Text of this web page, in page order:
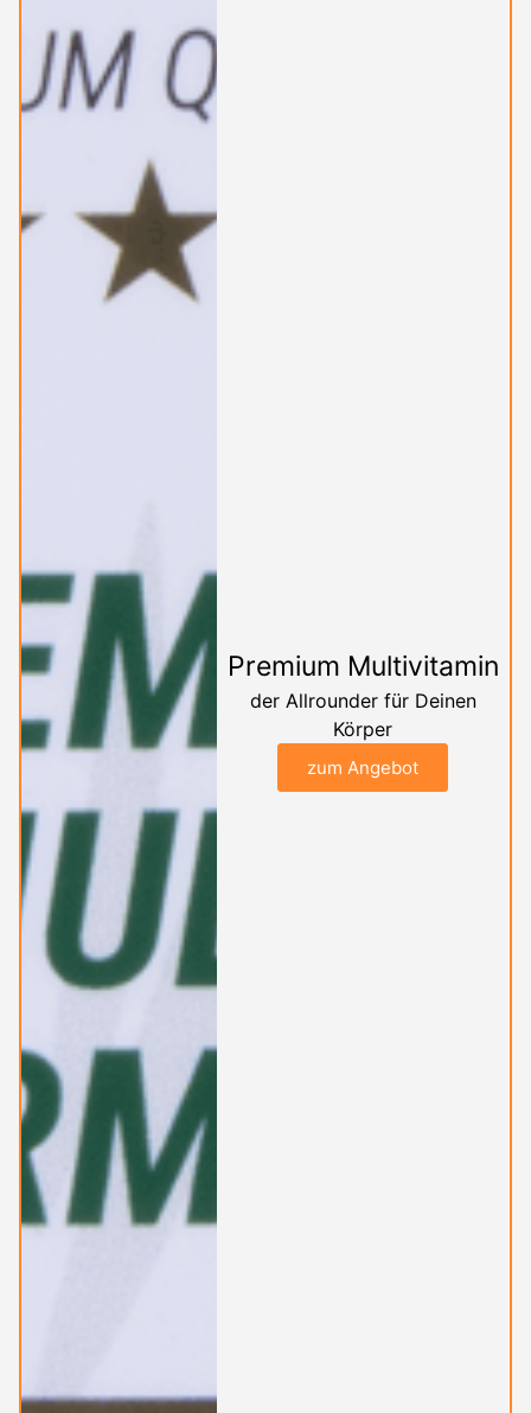
Premium Multivitamin
der Allrounder für Deinen
Körper
zum Angebot